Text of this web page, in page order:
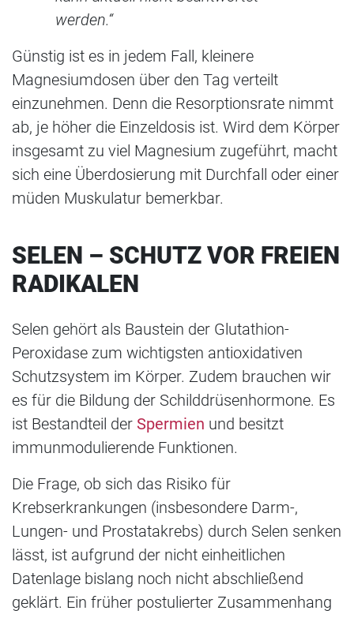
werden.“
Günstig ist es in jedem Fall, kleinere
Magnesiumdosen über den Tag verteilt
einzunehmen. Denn die Resorptionsrate nimmt
ab, je höher die Einzeldosis ist. Wird dem Körper
insgesamt zu viel Magnesium zugeführt, macht
sich eine Überdosierung mit Durchfall oder einer
müden Muskulatur bemerkbar.
SELEN – SCHUTZ VOR FREIEN
RADIKALEN
Selen gehört als Baustein der Glutathion-
Peroxidase zum wichtigsten antioxidativen
Schutzsystem im Körper. Zudem brauchen wir
es für die Bildung der Schilddrüsenhormone. Es
ist Bestandteil der Spermien und besitzt
immunmodulierende Funktionen.
Die Frage, ob sich das Risiko für
Krebserkrankungen (insbesondere Darm-,
Lungen- und Prostatakrebs) durch Selen senken
lässt, ist aufgrund der nicht einheitlichen
Datenlage bislang noch nicht abschließend
geklärt. Ein früher postulierter Zusammenhang